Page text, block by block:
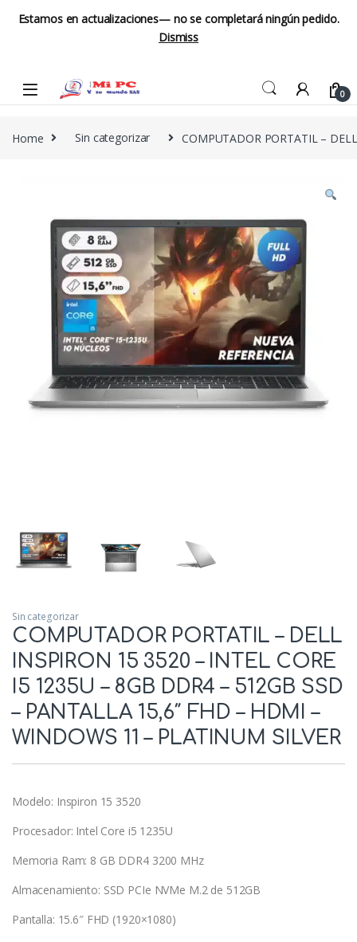
Skip to navigation
Skip to content
0
Home Sin categorizar COMPUTADOR PORTATIL –
Sin categorizar
COMPUTADOR PORTATIL – DELL
INSPIRON 15 3520 – INTEL CORE
I5 1235U – 8GB DDR4 – 512GB SSD
– PANTALLA 15,6″ FHD – HDMI –
WINDOWS 11 – PLATINUM SILVER
Modelo: Inspiron 15 3520
Procesador: Intel Core i5 1235U
Memoria Ram: 8 GB DDR4 3200 MHz
Almacenamiento: SSD PCIe NVMe M.2 de 512GB
Pantalla: 15.6″ FHD (1920×1080)
Estamos en actualizaciones— no se completará ningún pedido.
Dismiss